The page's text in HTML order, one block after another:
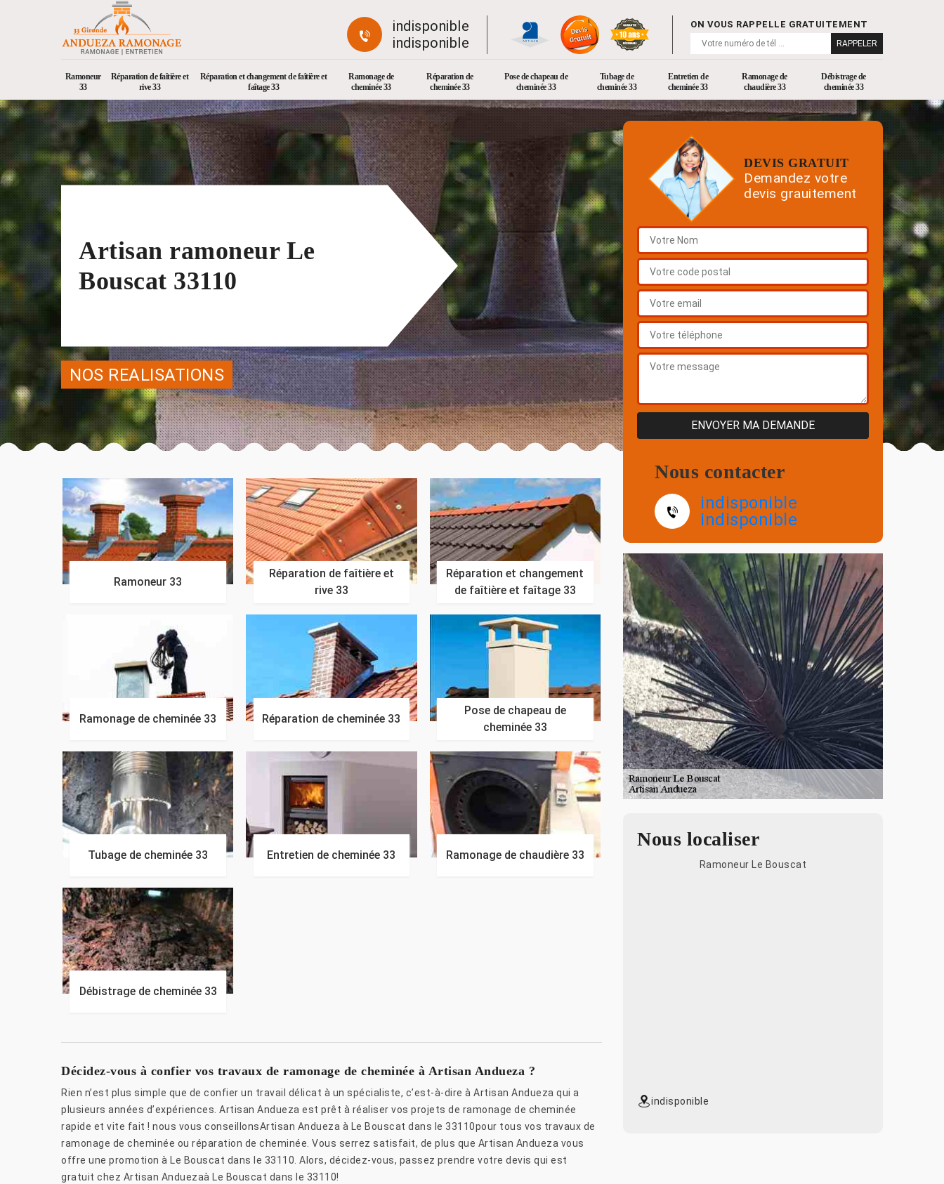
indisponible
indisponible
ON VOUS RAPPELLE GRATUITEMENT
Ramoneur
33
Réparation de faîtière et
rive 33
Réparation et changement de faîtière et
faîtage 33
Ramonage de
cheminée 33
Réparation de
cheminée 33
Pose de chapeau de
cheminée 33
Tubage de
cheminée 33
Entretien de
cheminée 33
Ramonage de
chaudière 33
Débistrage de
cheminée 33
Artisan ramoneur Le
Bouscat 33110
NOS REALISATIONS
Ramoneur 33
Réparation de faîtière et
rive 33
Réparation et changement
de faîtière et faîtage 33
Ramonage de cheminée 33 Réparation de cheminée 33
Pose de chapeau de
cheminée 33
Tubage de cheminée 33 Entretien de cheminée 33 Ramonage de chaudière 33
Débistrage de cheminée 33
Décidez-vous à confier vos travaux de ramonage de cheminée à Artisan Andueza ?
Rien n’est plus simple que de confier un travail délicat à un spécialiste, c’est-à-dire à Artisan Andueza qui a
plusieurs années d’expériences. Artisan Andueza est prêt à réaliser vos projets de ramonage de cheminée
rapide et vite fait ! nous vous conseillonsArtisan Andueza à Le Bouscat dans le 33110pour tous vos travaux de
ramonage de cheminée ou réparation de cheminée. Vous serrez satisfait, de plus que Artisan Andueza vous
offre une promotion à Le Bouscat dans le 33110. Alors, décidez-vous, passez prendre votre devis qui est
gratuit chez Artisan Anduezaà Le Bouscat dans le 33110!
DEVIS GRATUIT
Demandez votre
devis grauitement
Nous contacter
indisponible
indisponible
Nous localiser
Ramoneur Le Bouscat
indisponible